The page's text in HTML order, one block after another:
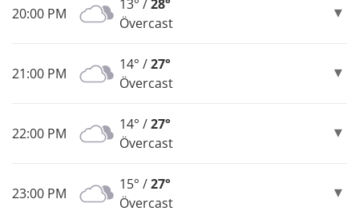
20:00 PM
13° /28°
Övercast
21:00 PM
14° /27°
Övercast
22:00 PM
14° /27°
Övercast
23:00 PM
15° /27°
Övercast